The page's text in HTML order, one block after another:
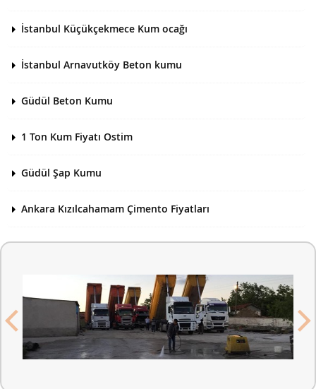
İstanbul Küçükçekmece Kum ocağı
İstanbul Arnavutköy Beton kumu
Güdül Beton Kumu
1 Ton Kum Fiyatı Ostim
Güdül Şap Kumu
Ankara Kızılcahamam Çimento Fiyatları